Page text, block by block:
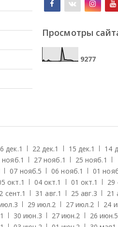
Просмотры
9277
дек.1 22 дек.1 15 дек.1 14
нояб.1 27 нояб.1 25 нояб.1
07 нояб.5 06 нояб.1 01
окт.1 04 окт.1 01 окт.1 29
сент.1 31 авг.1 25 авг.3 21
3 29 июл.2 27 июл.2 24
1 30 июн.3 27 июн.2 26 июн.5